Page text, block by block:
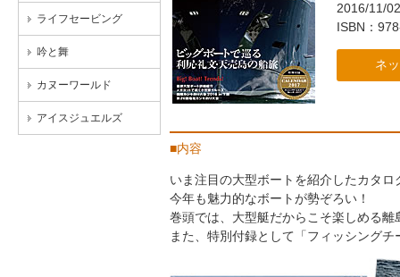
ライフセービング
吟と舞
カヌーワールド
アイスジュエルズ
2016/11/
ISBN：
ネ
■内容
いま注目の大型ボートを紹介したカタ
今年も魅力的なボートが勢ぞろい！
巻頭では、大型艇だからこそ楽しめる
また、特別付録として「フィッシング